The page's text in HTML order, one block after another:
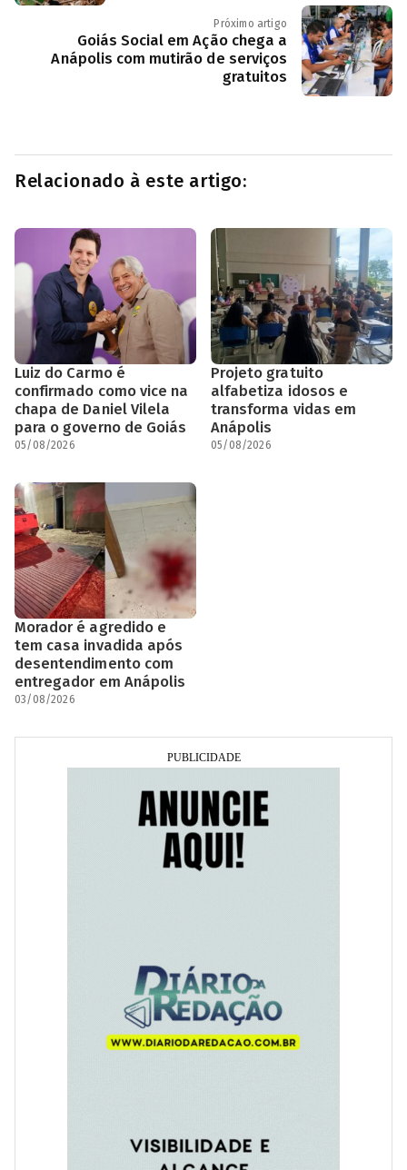
Próximo artigo
Goiás Social em Ação chega a
Anápolis com mutirão de serviços
gratuitos
Relacionado à este artigo:
Luiz do Carmo é
confirmado como vice na
chapa de Daniel Vilela
para o governo de Goiás
05/08/2026
Projeto gratuito
alfabetiza idosos e
transforma vidas em
Anápolis
05/08/2026
Morador é agredido e
tem casa invadida após
desentendimento com
entregador em Anápolis
03/08/2026